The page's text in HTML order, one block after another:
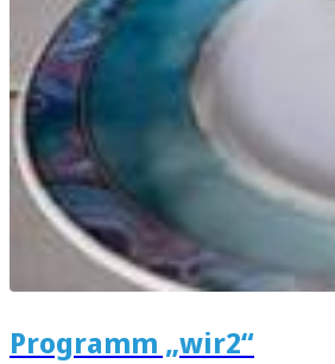
Programm „wir2“